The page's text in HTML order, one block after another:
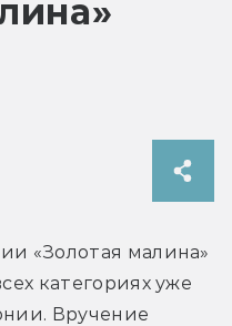
категориях уже
Вручение